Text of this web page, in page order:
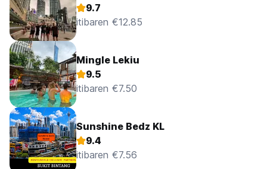
9.7
itibaren €12.85
Mingle Lekiu
9.5
itibaren €7.50
Sunshine Bedz KL
9.4
itibaren €7.56